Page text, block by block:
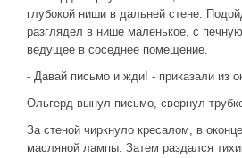
глубокой ниши в дальней стене.
разглядел в нише маленькое, с
ведущее в соседнее помещение.
- Давай письмо и жди! - приказали из
Ольгерд вынул письмо, свернул
За стеной чиркнуло кресалом, в
масляной лампы. Затем раздался